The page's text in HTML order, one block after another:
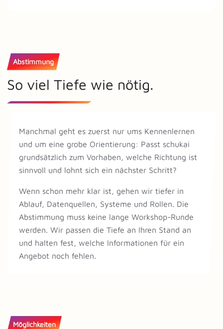
Abstimmung
So viel Tiefe wie nötig.
Manchmal geht es zuerst nur ums Kennenlernen
und um eine grobe Orientierung: Passt schukai
grundsätzlich zum Vorhaben, welche Richtung ist
sinnvoll und lohnt sich ein nächster Schritt?
Wenn schon mehr klar ist, gehen wir tiefer in
Ablauf, Datenquellen, Systeme und Rollen. Die
Abstimmung muss keine lange Workshop-Runde
werden. Wir passen die Tiefe an Ihren Stand an
und halten fest, welche Informationen für ein
Angebot noch fehlen.
Möglichkeiten